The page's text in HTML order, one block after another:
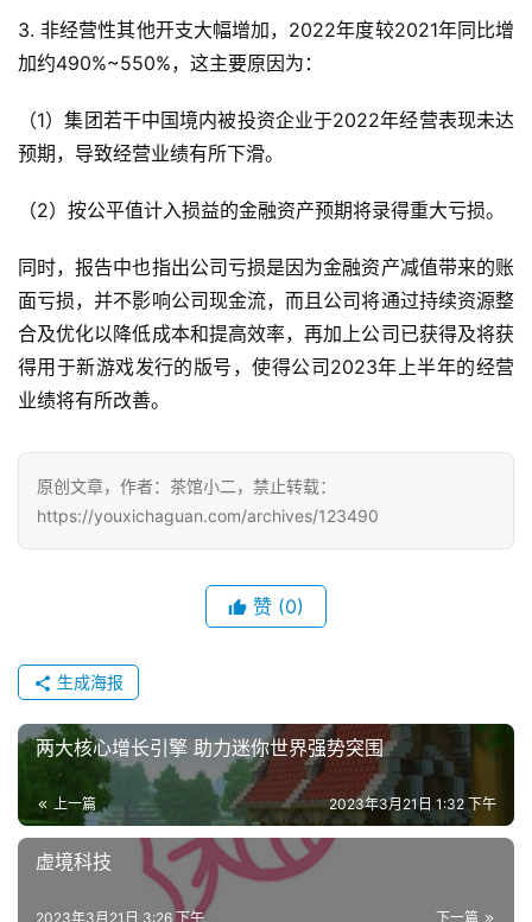
手
机
游
戏
单
游
戏
休
闲
游
三
届
金
茶
3. 非经营性其他开支大幅增加，2022年度较2021年同比增
加约490%~550%，这主要原因为：
（1）集团若干中国境内被投资企业于2022年经营表现未达
预期，导致经营业绩有所下滑。
（2）按公平值计入损益的金融资产预期将录得重大亏损。
同时，报告中也指出公司亏损是因为金融资产减值带来的账
面亏损，并不影响公司现金流，而且公司将通过持续资源整
合及优化以降低成本和提高效率，再加上公司已获得及将获
得用于新游戏发行的版号，使得公司2023年上半年的经营
业绩将有所改善。
原创文章，作者：茶馆小二，禁止转载：
https://youxichaguan.com/archives/123490
赞 (0)
生成海报
两大核心增长引擎 助力迷你世界强势突围
上一篇 2023年3月21日 1:32 下午
虚境科技
下一篇
2023年3月21日 3:26 下午